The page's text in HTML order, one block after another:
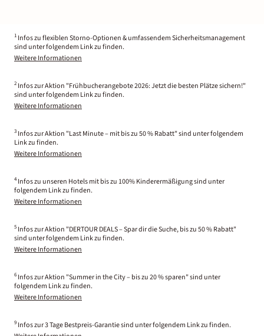
1 Infos zu flexiblen Storno-Optionen & umfassendem Sicherheitsmanagement
sind unter folgendem Link zu finden.
Weitere Informationen
2 Infos zur Aktion "Frühbucherangebote 2026: Jetzt die besten Plätze sichern!"
sind unter folgendem Link zu finden.
Weitere Informationen
3 Infos zur Aktion "Last Minute – mit bis zu 50 % Rabatt" sind unter folgendem
Link zu finden.
Weitere Informationen
4 Infos zu unseren Hotels mit bis zu 100% Kinderermäßigung sind unter
folgendem Link zu finden.
Weitere Informationen
5 Infos zur Aktion "DERTOUR DEALS – Spar dir die Suche, bis zu 50 % Rabatt"
sind unter folgendem Link zu finden.
Weitere Informationen
6 Infos zur Aktion "Summer in the City – bis zu 20 % sparen" sind unter
folgendem Link zu finden.
Weitere Informationen
9 Infos zur 3 Tage Bestpreis-Garantie sind unter folgendem Link zu finden.